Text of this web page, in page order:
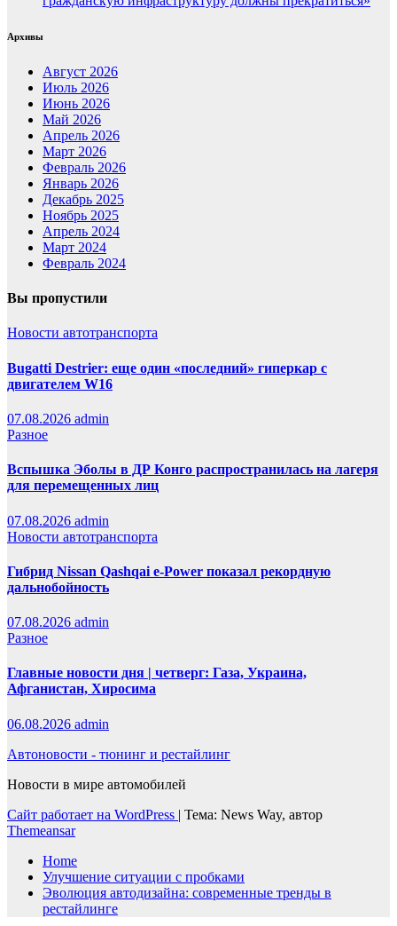
Архивы
Август 2026
Июль 2026
Июнь 2026
Май 2026
Апрель 2026
Март 2026
Февраль 2026
Январь 2026
Декабрь 2025
Ноябрь 2025
Апрель 2024
Март 2024
Февраль 2024
Вы пропустили
Новости автотранспорта
Bugatti Destrier: еще один «последний» гиперкар с
двигателем W16
07.08.2026 admin
Разное
Вспышка Эболы в ДР Конго распространилась на лагеря
для перемещенных лиц
07.08.2026 admin
Новости автотранспорта
Гибрид Nissan Qashqai e-Power показал рекордную
дальнобойность
07.08.2026 admin
Разное
Главные новости дня | четверг: Газа, Украина,
Афганистан, Хиросима
06.08.2026 admin
Автоновости - тюнинг и рестайлинг
Новости в мире автомобилей
Сайт работает на WordPress | Тема: News Way, автор
Themeansar
Home
Улучшение ситуации с пробками
Эволюция автодизайна: современные тренды в
рестайлинге